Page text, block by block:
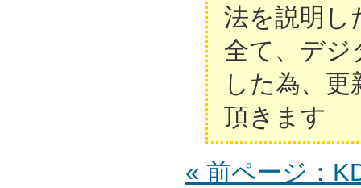
法を説明し
全て、デジ
した為、
頂きます
« 前ページ：